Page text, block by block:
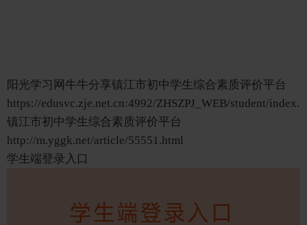
阳光学习网牛牛分享镇江市初中学生综合素质评价平台
https://edusvc.zje.net.cn:4992/ZHSZPJ_WEB/student/
镇江市初中学生综合素质评价平台
http://m.yggk.net/article/55551.html
学生端登录入口